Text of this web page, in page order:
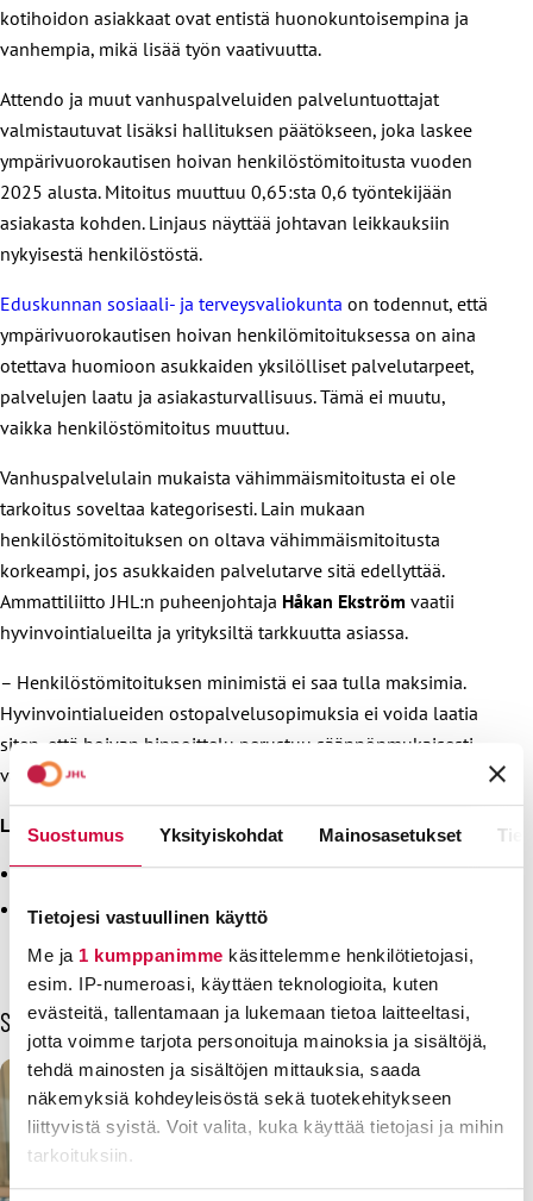
Suostumus Yksityiskohdat Mainosasetukset
Tietojesi vastuullinen käyttö
Me ja 1 kumppanimme käsittelemme henkilötietojasi,
esim. IP-numeroasi, käyttäen teknologioita, kuten
evästeitä, tallentamaan ja lukemaan tietoa laitteeltasi,
jotta voimme tarjota personoituja mainoksia ja sisältöjä,
tehdä mainosten ja sisältöjen mittauksia, saada
näkemyksiä kohdeyleisöstä sekä tuotekehitykseen
liittyvistä syistä. Voit valita, kuka käyttää tietojasi ja mihin
tarkoituksiin.
kotihoidon asiakkaat ovat entistä huonokuntoisempina ja
vanhempia, mikä lisää työn vaativuutta.
Attendo ja muut vanhuspalveluiden palveluntuottajat
valmistautuvat lisäksi hallituksen päätökseen, joka laskee
ympärivuorokautisen hoivan henkilöstömitoitusta vuoden
2025 alusta. Mitoitus muuttuu 0,65:sta 0,6 työntekijään
asiakasta kohden. Linjaus näyttää johtavan leikkauksiin
nykyisestä henkilöstöstä.
Eduskunnan sosiaali- ja terveysvaliokunta on todennut, että
ympärivuorokautisen hoivan henkilömitoituksessa on aina
otettava huomioon asukkaiden yksilölliset palvelutarpeet,
palvelujen laatu ja asiakasturvallisuus. Tämä ei muutu,
vaikka henkilöstömitoitus muuttuu.
Vanhuspalvelulain mukaista vähimmäismitoitusta ei ole
tarkoitus soveltaa kategorisesti. Lain mukaan
henkilöstömitoituksen on oltava vähimmäismitoitusta
korkeampi, jos asukkaiden palvelutarve sitä edellyttää.
Ammattiliitto JHL:n puheenjohtaja Håkan Ekström vaatii
hyvinvointialueilta ja yrityksiltä tarkkuutta asiassa.
– Henkilöstömitoituksen minimistä ei saa tulla maksimia.
Hyvinvointialueiden ostopalvelusopimuksia ei voida laatia
siten, että hoivan hinnoittelu perustuu säännönmukaisesti
vähimmäismitoitukseen, Ekström korostaa.
Lisätiedot:
JHL:n puheenjohtaja Håkan Ekström 040 828 2865
vastaava sopimusasiantuntija Laura Tuominen 050 4092
Sinua voisi kiinnostaa myös